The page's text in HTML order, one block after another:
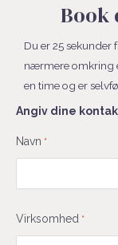
Book
Du er 25 sekunder
nærmere omkring
en time og er
Angiv dine
Navn *
Fornavn
Virksomhed *